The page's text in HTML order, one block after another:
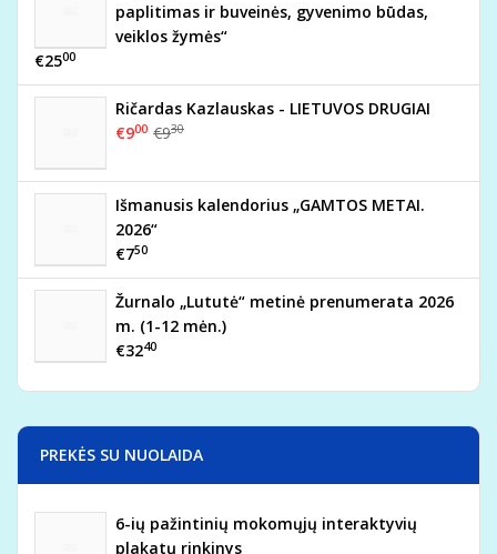
paplitimas ir buveinės, gyvenimo būdas,
veiklos žymės“
€2500
Ričardas Kazlauskas - LIETUVOS DRUGIAI
€900 €930
Išmanusis kalendorius „GAMTOS METAI.
2026“
€750
Žurnalo „Lututė“ metinė prenumerata 2026
m. (1-12 mėn.)
€3240
PREKĖS SU NUOLAIDA
6-ių pažintinių mokomųjų interaktyvių
plakatų rinkinys